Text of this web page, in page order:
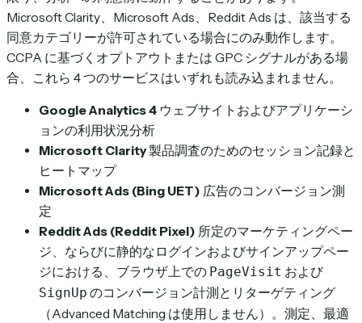
Microsoft Clarity、Microsoft Ads、Reddit Ads は、該当する
同意カテゴリーが許可されている場合にのみ動作します。
CCPA に基づくオプトアウトまたは GPC シグナルがある場
合、これら 4 つのサービスはいずれも読み込まれません。
Google Analytics 4 ウェブサイトおよびアプリケーシ
ョンの利用状況分析
Microsoft Clarity製品調査のためのセッション記録と
ヒートマップ
Microsoft Ads (Bing UET) 広告のコンバージョン測
定
Reddit Ads (Reddit Pixel) 所定のマーケティングペー
ジ、ならびに静的なログインおよびサインアップペー
ジにおける、ブラウザ上での PageVisit および
SignUp のコンバージョン計測とリターゲティング
（Advanced Matching は使用しません）。測定、最適